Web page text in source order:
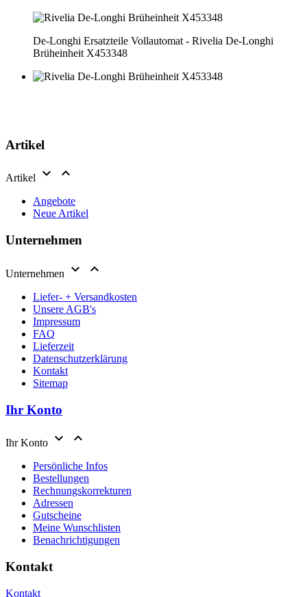
De-Longhi Ersatzteile Vollautomat - Rivelia De-Longhi
Brüheinheit X453348
Artikel
Artikel  
Angebote
Neue Artikel
Unternehmen
Unternehmen  
Liefer- + Versandkosten
Unsere AGB's
Impressum
FAQ
Lieferzeit
Datenschutzerklärung
Kontakt
Sitemap
Ihr Konto
Ihr Konto  
Persönliche Infos
Bestellungen
Rechnungskorrekturen
Adressen
Gutscheine
Meine Wunschlisten
Benachrichtigungen
Kontakt
Kontakt